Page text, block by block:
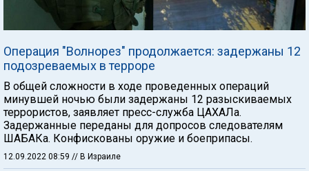
Операция "Волнорез" продолжается: задержаны 12
подозреваемых в терроре
В общей сложности в ходе проведенных операций
минувшей ночью были задержаны 12 разыскиваемых
террористов, заявляет пресс-служба ЦАХАЛа.
Задержанные переданы для допросов следователям
ШАБАКа. Конфискованы оружие и боеприпасы.
12.09.2022 08:59 // В Израиле